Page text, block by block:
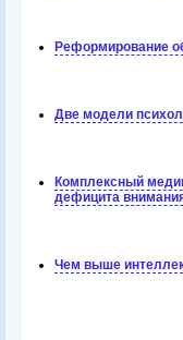
Реформирование
Две модели
Комплексный
дефицита
Чем выше